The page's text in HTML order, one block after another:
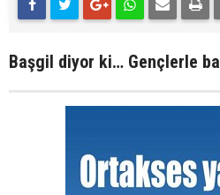
Başgil diyor ki… Gençlerle